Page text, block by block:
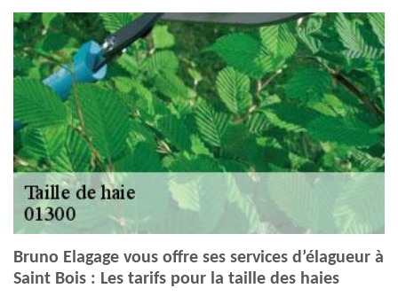
Bruno Elagage vous offre ses services d’élagueur à
Saint Bois : Les tarifs pour la taille des haies